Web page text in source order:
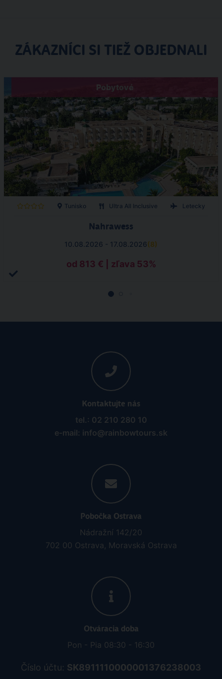
ZÁKAZNÍCI SI TIEŽ OBJEDNALI
Pobytové
Tunisko Ultra All Inclusive Letecky
Nahrawess
10.08.2026 - 17.08.2026(8)
od 813 € | zľava 53%
Kontaktujte nás
tel.: 02 210 280 10
e-mail: info@rainbowtours.sk
Pobočka Ostrava
Nádražní 142/20
702 00 Ostrava, Moravská Ostrava
Otváracia doba
Pon - Pia 08:30 - 16:30
Číslo účtu: SK8911110000001376238003